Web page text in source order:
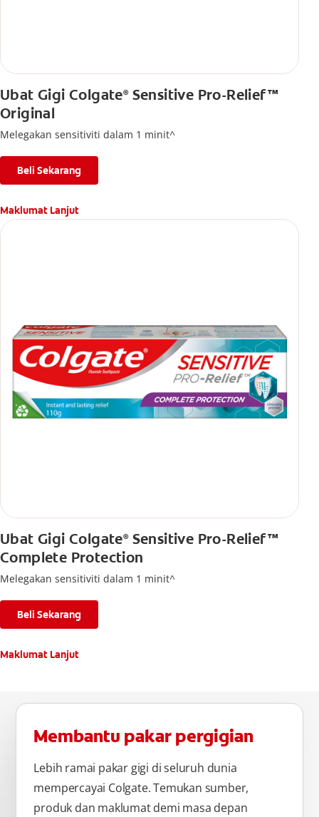
Ubat Gigi Colgate®Sensitive Pro-Relief™
Original
Melegakan sensitiviti dalam 1 minit^
Beli Sekarang
Maklumat Lanjut
Ubat Gigi Colgate®Sensitive Pro-Relief™
Complete Protection
Melegakan sensitiviti dalam 1 minit^
Beli Sekarang
Maklumat Lanjut
Membantu pakar pergigian
Lebih ramai pakar gigi di seluruh dunia
mempercayai Colgate. Temukan sumber,
produk dan maklumat demi masa depan